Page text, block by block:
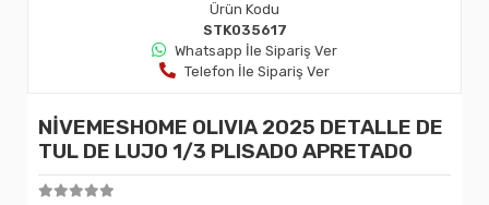
Ürün Kodu
STK035617
Whatsapp İle Sipariş Ver
Telefon İle Sipariş Ver
NİVEMESHOME OLIVIA 2025 DETALLE DE
TUL DE LUJO 1/3 PLISADO APRETADO